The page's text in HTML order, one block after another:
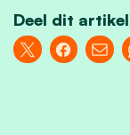
Deel dit artikel